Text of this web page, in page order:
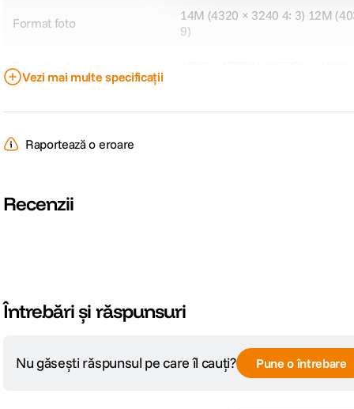
Format foto
14M (4320 × 3240 4: 3) 12M
9)
Format video
Stabilizare de imagine
Wi-Fi Da
Vezi mai multe specificații
Raportează o eroare
Recenzii
Întrebări și răspunsuri
Nu găsești răspunsul pe care îl cauți? Pune o întrebare